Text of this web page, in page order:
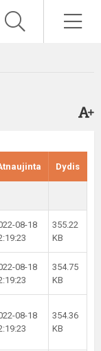
Dydis
08-18
355.22
KB
08-18
354.75
KB
08-18
354.36
KB